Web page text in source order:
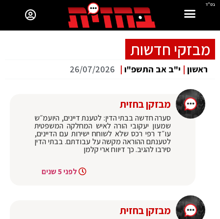
בס"ד
מבזקי חדשות
ראשון | י"ב אב התשפ"ו |
26/07/2026
מבזקן בחזית
סערה חדשה בבתי הדין: לטענת דיינים, היועמ״ש
שמעון יעקובי הורה לאיש המחלקה המשפטית
עו״ד רפי רכס שלא לשוחח ישירות עם הדיינים,
לטענתם ההוראה מקשה על עבודתם. בבתי הדין
סירבו להגיב. כך דיווח ארי קלמן
לפני 5 שנים
מבזקן בחזית